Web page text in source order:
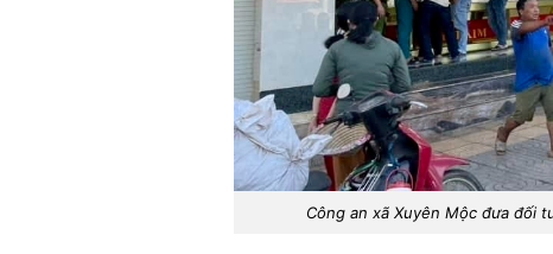
Công an xã Xuyên Mộc đưa đối